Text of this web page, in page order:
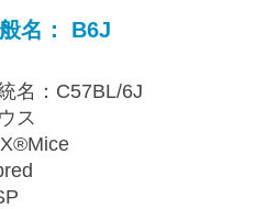
名： B6J
名：C57BL/6J
ス